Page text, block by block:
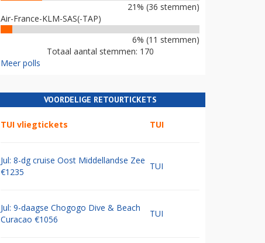
21% (36 stemmen)
Air-France-KLM-SAS(-TAP)
6% (11 stemmen)
Totaal aantal stemmen: 170
Meer polls
VOORDELIGE RETOURTICKETS
TUI vliegtickets TUI
Jul: 8-dg cruise Oost Middellandse Zee
€1235
TUI
Jul: 9-daagse Chogogo Dive & Beach
Curacao €1056
TUI